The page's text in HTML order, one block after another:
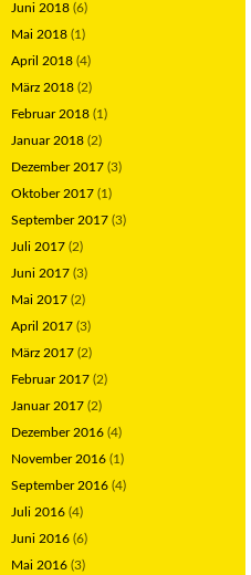
Juni 2018 (6)
Mai 2018 (1)
April 2018 (4)
März 2018 (2)
Februar 2018 (1)
Januar 2018 (2)
Dezember 2017 (3)
Oktober 2017 (1)
September 2017 (3)
Juli 2017 (2)
Juni 2017 (3)
Mai 2017 (2)
April 2017 (3)
März 2017 (2)
Februar 2017 (2)
Januar 2017 (2)
Dezember 2016 (4)
November 2016 (1)
September 2016 (4)
Juli 2016 (4)
Juni 2016 (6)
Mai 2016 (3)